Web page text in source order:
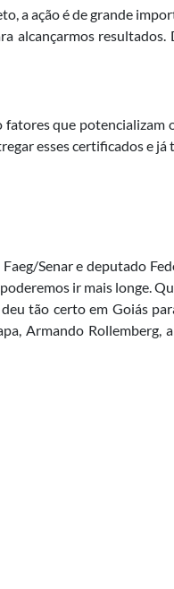
a ação é de grande
alcançarmos resultados.
que potencializam
esses certificados e
Senar e deputado
ir mais longe.
tão certo em Goiás
Armando Rollemberg,